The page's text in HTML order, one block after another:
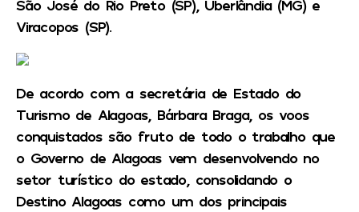
São José do Rio Preto (SP), Uberlândia (MG) e
Viracopos (SP).
De acordo com a secretária de Estado do
Turismo de Alagoas, Bárbara Braga, os voos
conquistados são fruto de todo o trabalho que
o Governo de Alagoas vem desenvolvendo no
setor turístico do estado, consolidando o
Destino Alagoas como um dos principais